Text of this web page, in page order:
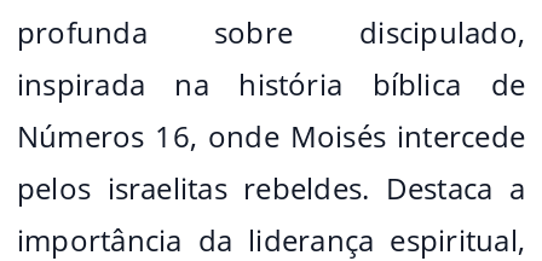
profunda sobre discipulado,
inspirada na história bíblica de
Números 16, onde Moisés intercede
pelos israelitas rebeldes. Destaca a
importância da liderança espiritual,